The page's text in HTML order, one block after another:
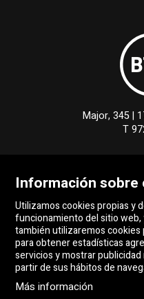
Major, 345 |
T
Sitemap Aviso
Información sobre
Utilizamos cookies propias y
funcionamiento del sitio
también utilizaremos cookies
para obtener estadísticas
servicios y mostrar
partir de sus hábitos de
Más información